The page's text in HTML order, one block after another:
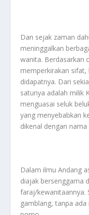
Dan sejak zaman
meninggalkan
wanita. Berdasarkan
memperkirakan sifat,
didapatnya. Dari
satunya adalah milik
menguasai seluk
yang menyebabkan
dikenal dengan
Dalam ilmu Andang
diajak bersenggama
faraj/kewanitaannya.
gamblang, tanpa